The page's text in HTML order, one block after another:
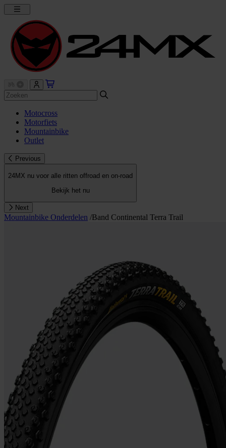
Motocross
Motorfiets
Mountainbike
Outlet
Previous
24MX nu voor alle ritten offroad en on-road
Bekijk het nu
Next
Mountainbike Onderdelen /Band Continental Terra Trail